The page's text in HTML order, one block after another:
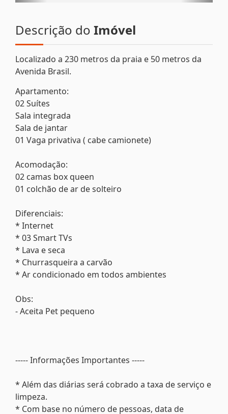
Descrição do Imóvel
Localizado a 230 metros da praia e 50 metros da
Avenida Brasil.
Apartamento:
02 Suítes
Sala integrada
Sala de jantar
01 Vaga privativa ( cabe camionete)
Acomodação:
02 camas box queen
01 colchão de ar de solteiro
Diferenciais:
* Internet
* 03 Smart TVs
* Lava e seca
* Churrasqueira a carvão
* Ar condicionado em todos ambientes
Obs:
- Aceita Pet pequeno
----- Informações Importantes -----
* Além das diárias será cobrado a taxa de serviço e
limpeza.
* Com base no número de pessoas, data de